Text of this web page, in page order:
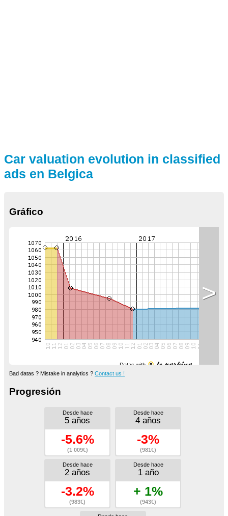
Car valuation evolution in classified
ads en Belgica
Gráfico
Datas with
>
Bad datas ? Mistake in analytics ? Contact us !
Progresión
Desde hace
5 años
-5.6%
(1 009€)
Desde hace
4 años
-3%
(981€)
Desde hace
2 años
-3.2%
(983€)
Desde hace
1 año
+ 1%
(943€)